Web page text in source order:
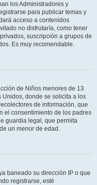
los Administradores y
para publicar temas y
acceso a contenidos
no disfrutaría, como tener
suscripción a grupos de
Es muy recomendable.
de Niños menores de 13
donde se solicita a los
de información, que
el consentimiento de los padres
guardia legal, que permita
un menor de edad.
baneado su dirección IP o que
registrarse, esté